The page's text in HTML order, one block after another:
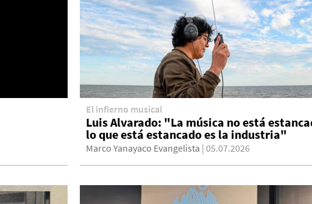
El infierno musical
Luis Alvarado: "La música no está
lo que está estancado es la industria"
Marco Yanayaco Evangelista | 05.07.2026